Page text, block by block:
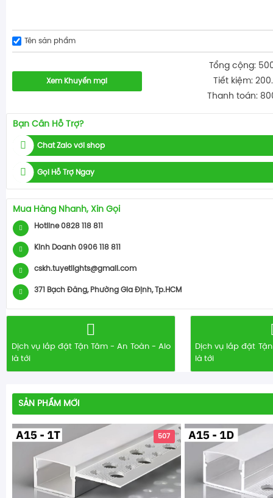
Tên sản phẩm
Xem Khuyến mại
Tổng cộng:
Tiết kiệm:
Thanh toán:
Bạn Cần Hỗ Trợ?
Chat Zalo với shop
Gọi Hỗ Trợ Ngay
Mua Hàng Nhanh, Xin Gọi
Hotline 0828 118 811
Kinh Doanh 0906 118 811
cskh.tuyetlights@gmail.com
371 Bạch Đằng, Phường Gia Định, Tp.HCM
Dịch vụ lắp đặt Tận Tâm - An Toàn - Alo
là tới
Dịch vụ lắp đặt
là tới
SẢN PHẨM MỚI
507